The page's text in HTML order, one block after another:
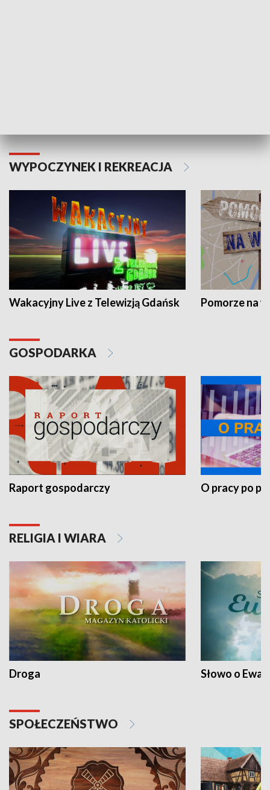
WYPOCZYNEK I REKREACJA
Wakacyjny Live z Telewizją Gdańsk Pomorze na
GOSPODARKA
Raport gospodarczy O pracy po
RELIGIA I WIARA
Droga Słowo o
SPOŁECZEŃSTWO